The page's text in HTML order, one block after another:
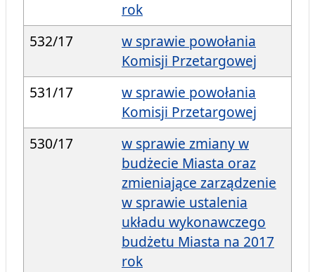
rok
532/17
w sprawie powołania
Komisji Przetargowej
531/17
w sprawie powołania
Komisji Przetargowej
530/17
w sprawie zmiany w
budżecie Miasta oraz
zmieniające zarządzenie
w sprawie ustalenia
układu wykonawczego
budżetu Miasta na 2017
rok